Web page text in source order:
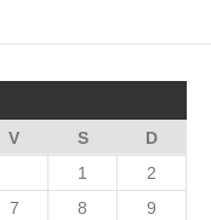
V S
D
1
2
7 8
9